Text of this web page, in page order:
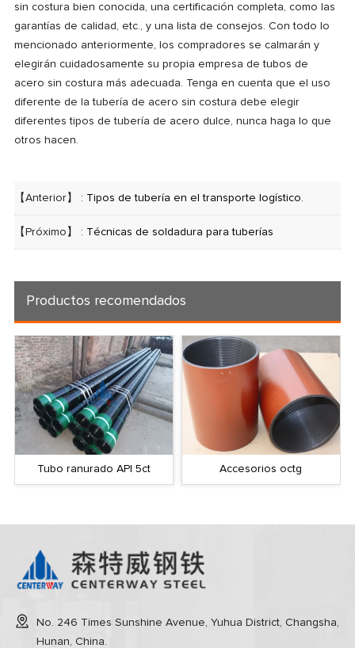
sin costura bien conocida, una certificación completa, como las
garantías de calidad, etc., y una lista de consejos. Con todo lo
mencionado anteriormente, los compradores se calmarán y
elegirán cuidadosamente su propia empresa de tubos de
acero sin costura más adecuada. Tenga en cuenta que el uso
diferente de la tubería de acero sin costura debe elegir
diferentes tipos de tubería de acero dulce, nunca haga lo que
otros hacen.
【Anterior】 : Tipos de tubería en el transporte logístico.
【Próximo】 : Técnicas de soldadura para tuberías
Productos recomendados
Tubo ranurado API 5ct Accesorios octg
No. 246 Times Sunshine Avenue, Yuhua District, Changsha,
Hunan, China.